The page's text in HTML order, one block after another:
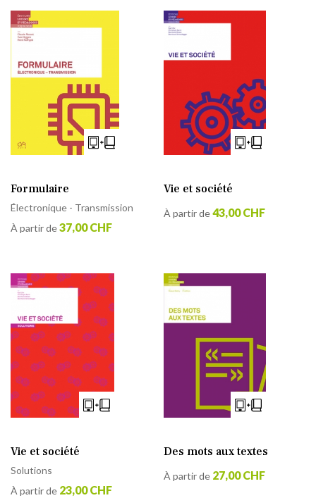
Formulaire
Électronique - Transmission
À partir de37,00 CHF
Vie et société
À partir de43,00 CHF
Vie et société
Solutions
À partir de 23,00 CHF
Des mots aux textes
À partir de 27,00 CHF